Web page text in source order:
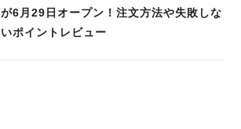
が6月29日オープン！注文方法や失敗しな
いポイントレビュー